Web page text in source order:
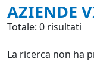
AZIENDE
Totale: 0 risultati
La ricerca non ha